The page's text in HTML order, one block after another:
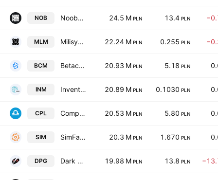
NOB Noobz from Poland S.A. 24.5 M PLN 13.4 PLN
MLM Milisystem S.A. 22.24 M PLN 0.255 PLN
BCM Betacom S.A. 20.93 M PLN 5.18 PLN
INM InventionMed SA 20.89 M PLN 0.1030 PLN
CPL Comperia.pl S.A. 20.53 M PLN 5.80 PLN
SIM SimFabric SA 20.3 M PLN 1.670 PLN
DPG Dark Point Games SA 19.98 M PLN 13.8 PLN